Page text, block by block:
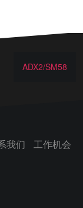
ADX2/SM58
我们 工作机会